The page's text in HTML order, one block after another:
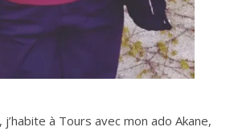
j’habite à Tours avec mon ado Akane,